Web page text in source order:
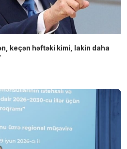
keçən həftəki kimi, lakin daha